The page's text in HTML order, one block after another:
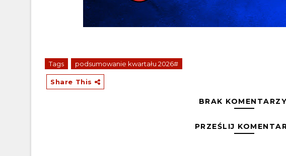
Tags podsumowanie kwartału 2026#
Share This
BRAK
PRZEŚLIJ